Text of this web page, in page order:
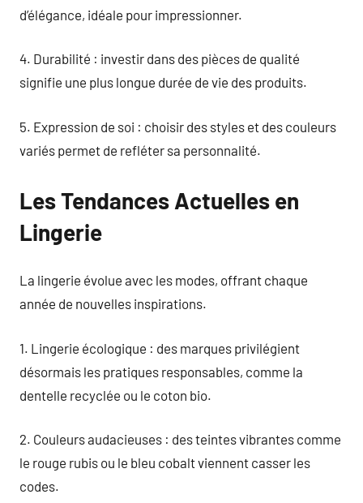
d’élégance, idéale pour impressionner.
4. Durabilité : investir dans des pièces de qualité
signifie une plus longue durée de vie des produits.
5. Expression de soi : choisir des styles et des couleurs
variés permet de refléter sa personnalité.
Les Tendances Actuelles en
Lingerie
La lingerie évolue avec les modes, offrant chaque
année de nouvelles inspirations.
1. Lingerie écologique : des marques privilégient
désormais les pratiques responsables, comme la
dentelle recyclée ou le coton bio.
2. Couleurs audacieuses : des teintes vibrantes comme
le rouge rubis ou le bleu cobalt viennent casser les
codes.